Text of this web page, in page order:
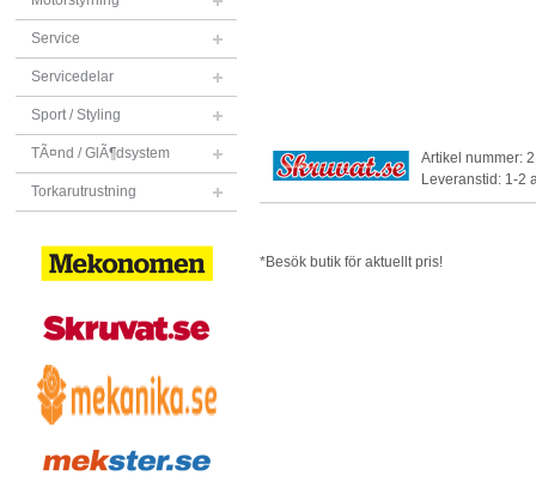
Service
Servicedelar
Sport / Styling
TÃ¤nd / GlÃ¶dsystem
Torkarutrustning
Artikel nummer:
Leveranstid: 1-2
*Besök butik för aktuellt pris!